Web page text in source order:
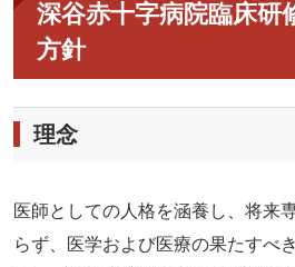
深谷赤十字病院臨床研
方針
理念
医師としての人格を涵養し、将来
らず、医学および医療の果たすべ